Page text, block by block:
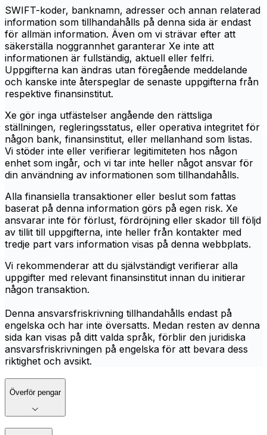
SWIFT-koder, banknamn, adresser och annan relaterad
information som tillhandahålls på denna sida är endast
för allmän information. Även om vi strävar efter att
säkerställa noggrannhet garanterar Xe inte att
informationen är fullständig, aktuell eller felfri.
Uppgifterna kan ändras utan föregående meddelande
och kanske inte återspeglar de senaste uppgifterna från
respektive finansinstitut.
Xe gör inga utfästelser angående den rättsliga
ställningen, regleringsstatus, eller operativa integritet för
någon bank, finansinstitut, eller mellanhand som listas.
Vi stöder inte eller verifierar legitimiteten hos någon
enhet som ingår, och vi tar inte heller något ansvar för
din användning av informationen som tillhandahålls.
Alla finansiella transaktioner eller beslut som fattas
baserat på denna information görs på egen risk. Xe
ansvarar inte för förlust, fördröjning eller skador till följd
av tillit till uppgifterna, inte heller från kontakter med
tredje part vars information visas på denna webbplats.
Vi rekommenderar att du självständigt verifierar alla
uppgifter med relevant finansinstitut innan du initierar
någon transaktion.
Denna ansvarsfriskrivning tillhandahålls endast på
engelska och har inte översatts. Medan resten av denna
sida kan visas på ditt valda språk, förblir den juridiska
ansvarsfriskrivningen på engelska för att bevara dess
riktighet och avsikt.
Överför pengar